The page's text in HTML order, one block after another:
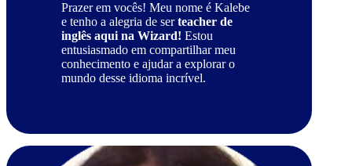
Prazer em vocês! Meu nome é Kalebe
e tenho a alegria de serteacher de
inglês aqui na Wizard! Estou
entusiasmado em compartilhar meu
conhecimento e ajudar a explorar o
mundo desse idioma incrível.